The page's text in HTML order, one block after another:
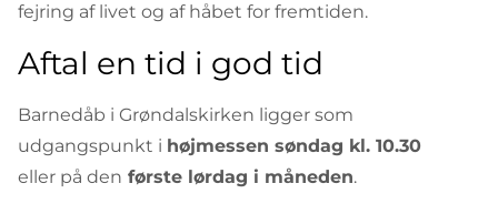
fejring af livet og af håbet for fremtiden.
Aftal en tid i god tid
Barnedåb i Grøndalskirken ligger som
udgangspunkt i højmessen søndag kl. 10.30
eller på den første lørdag i måneden.